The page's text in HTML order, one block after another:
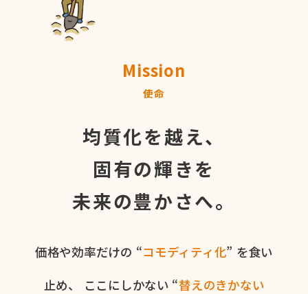
Mission
使命
均質化を越え、
固有の輝きを
未来の豊かさへ。
価格や​効率だけの​ “コモディティ化” を​食い​
止め、
ここに​しかない​ “替えの​きかない​